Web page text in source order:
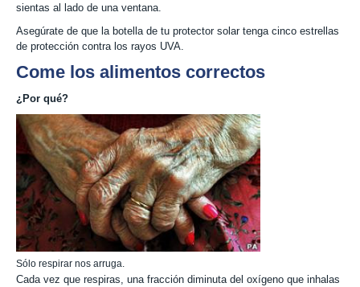
sientas al lado de una ventana.
Asegúrate de que la botella de tu protector solar tenga cinco estrellas
de protección contra los rayos UVA.
Come los alimentos correctos
¿Por qué?
Sólo respirar nos arruga.
Cada vez que respiras, una fracción diminuta del oxígeno que inhalas